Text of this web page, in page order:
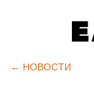
← НОВОСТИ